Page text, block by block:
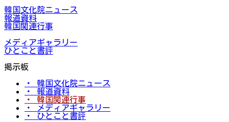
韓国文化院ニュース
報道資料
韓国関連行事
メディアギャラリー
ひとこと書評
掲示板
・ 韓国文化院ニュース
・ 報道資料
・ 韓国関連行事
・ メディアギャラリー
・ ひとこと書評